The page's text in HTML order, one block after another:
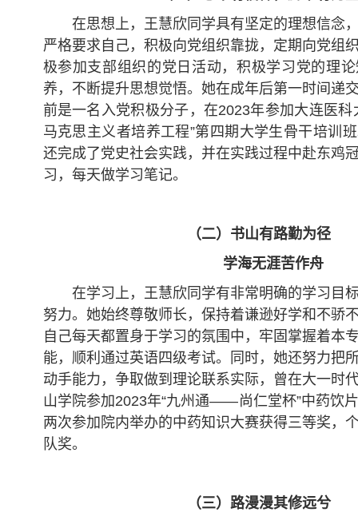
在思想上，王慧欣同学具有坚定的理想信念
严格要求自己，积极向党组织靠拢，定期向党组
极参加支部组织的党日活动，积极学习党的理
养，不断提升思想觉悟。她在成年后第一时间递
前是一名入党积极分子，在2023年参加大连医科
马克思主义者培养工程”第四期大学生骨干培训
还完成了党史社会实践，并在实践过程中赴东鸡
习，每天做学习笔记。
（二）书山有路勤为径
学海无涯苦作舟
在学习上，王慧欣同学有非常明确的学习目
努力。她始终尊敬师长，保持着谦逊好学和不骄
自己每天都置身于学习的氛围中，牢固掌握着本
能，顺利通过英语四级考试。同时，她还努力把
动手能力，争取做到理论联系实际，曾在大一时
山学院参加2023年“九州通——尚仁堂杯”中药饮
两次参加院内举办的中药知识大赛获得三等奖，
队奖。
（三）路漫漫其修远兮